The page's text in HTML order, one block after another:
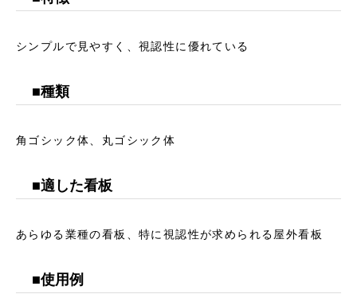
シンプルで見やすく、視認性に優れている
■種類
角ゴシック体、丸ゴシック体
■適した看板
あらゆる業種の看板、特に視認性が求められる屋外看板
■使用例